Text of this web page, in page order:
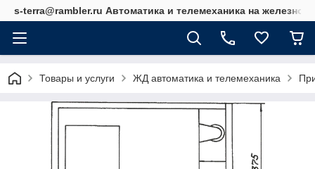
s-terra@rambler.ru Автоматика и телемеханика на
Товары и услуги ЖД автоматика и телемеханика